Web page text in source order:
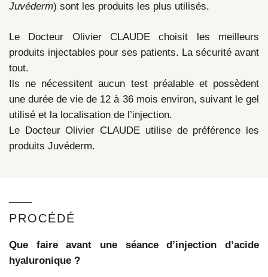
Juvéderm) sont les produits les plus utilisés.
Le Docteur Olivier CLAUDE choisit les meilleurs
produits injectables pour ses patients. La sécurité avant
tout.
Ils ne nécessitent aucun test préalable et possèdent
une durée de vie de 12 à 36 mois environ, suivant le gel
utilisé et la localisation de l’injection.
Le Docteur Olivier CLAUDE utilise de préférence les
produits Juvéderm.
PROCÉDÉ
Que faire avant une séance d’injection d’acide
hyaluronique ?